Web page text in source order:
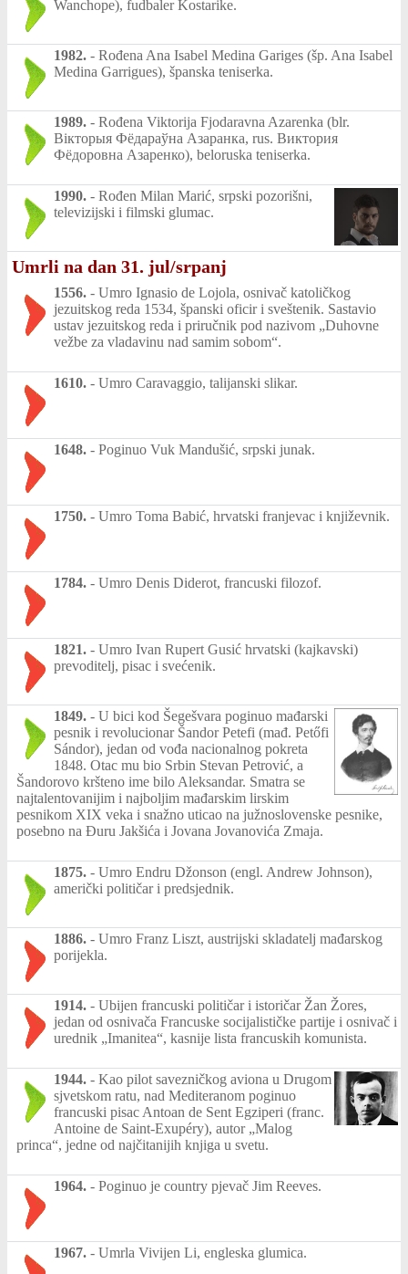
Wanchope), fudbaler Kostarike.
1982. - Rođena Ana Isabel Medina Gariges (šp. Ana Isabel
Medina Garrigues), španska teniserka.
1989. - Rođena Viktorija Fjodaravna Azarenka (blr.
Вікторыя Фёдараўна Азаранка, rus. Виктория
Фёдоровна Азаренко), beloruska teniserka.
1990. - Rođen Milan Marić, srpski pozorišni,
televizijski i filmski glumac.
Umrli na dan 31. jul/srpanj
1556. - Umro Ignasio de Lojola, osnivač katoličkog
jezuitskog reda 1534, španski oficir i sveštenik. Sastavio
ustav jezuitskog reda i priručnik pod nazivom „Duhovne
vežbe za vladavinu nad samim sobom“.
1610. - Umro Caravaggio, talijanski slikar.
1648. - Poginuo Vuk Mandušić, srpski junak.
1750. - Umro Toma Babić, hrvatski franjevac i književnik.
1784. - Umro Denis Diderot, francuski filozof.
1821. - Umro Ivan Rupert Gusić hrvatski (kajkavski)
prevoditelj, pisac i svećenik.
1849. - U bici kod Šegešvara poginuo mađarski
pesnik i revolucionar Šandor Petefi (mađ. Petőfi
Sándor), jedan od vođa nacionalnog pokreta
1848. Otac mu bio Srbin Stevan Petrović, a
Šandorovo kršteno ime bilo Aleksandar. Smatra se
najtalentovanijim i najboljim mađarskim lirskim
pesnikom XIX veka i snažno uticao na južnoslovenske pesnike,
posebno na Đuru Jakšića i Jovana Jovanovića Zmaja.
1875. - Umro Endru Džonson (engl. Andrew Johnson),
američki političar i predsjednik.
1886. - Umro Franz Liszt, austrijski skladatelj mađarskog
porijekla.
1914. - Ubijen francuski političar i istoričar Žan Žores,
jedan od osnivača Francuske socijalističke partije i osnivač i
urednik „Imanitea“, kasnije lista francuskih komunista.
1944. - Kao pilot savezničkog aviona u Drugom
sjvetskom ratu, nad Mediteranom poginuo
francuski pisac Antoan de Sent Egziperi (franc.
Antoine de Saint-Exupéry), autor „Malog
princa“, jedne od najčitanijih knjiga u svetu.
1964. - Poginuo je country pjevač Jim Reeves.
1967. - Umrla Vivijen Li, engleska glumica.